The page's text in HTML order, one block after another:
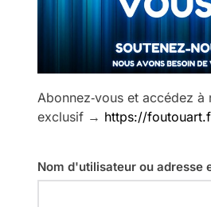
Abonnez‑vous et accédez à
exclusif → https://
Nom d'utilisateur ou adresse